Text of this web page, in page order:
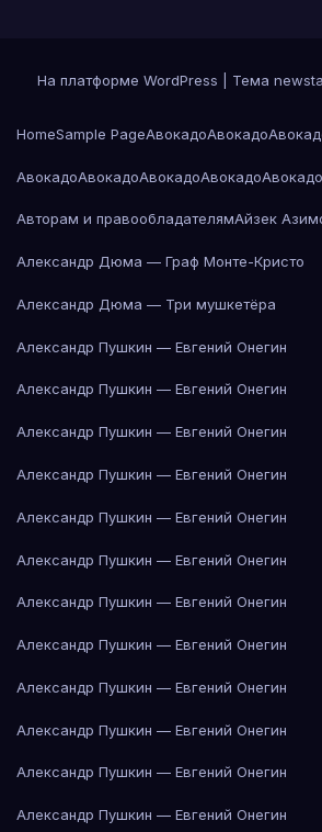
На платформе WordPress Тема
HomeSample PageАвокадоАвокадо
АвокадоАвокадоАвокадоАвокадоАвокадо
Авторам и правообладателямАйзек
Александр Дюма — Граф Монте-Кристо
Александр Дюма — Три мушкетёра
Александр Пушкин — Евгений Онегин
Александр Пушкин — Евгений Онегин
Александр Пушкин — Евгений Онегин
Александр Пушкин — Евгений Онегин
Александр Пушкин — Евгений Онегин
Александр Пушкин — Евгений Онегин
Александр Пушкин — Евгений Онегин
Александр Пушкин — Евгений Онегин
Александр Пушкин — Евгений Онегин
Александр Пушкин — Евгений Онегин
Александр Пушкин — Евгений Онегин
Александр Пушкин — Евгений Онегин